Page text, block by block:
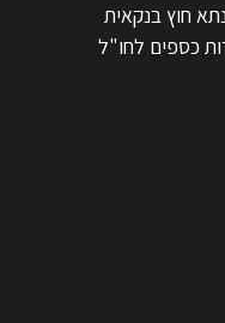
חוץ בנקאית
כספים לחו"ל